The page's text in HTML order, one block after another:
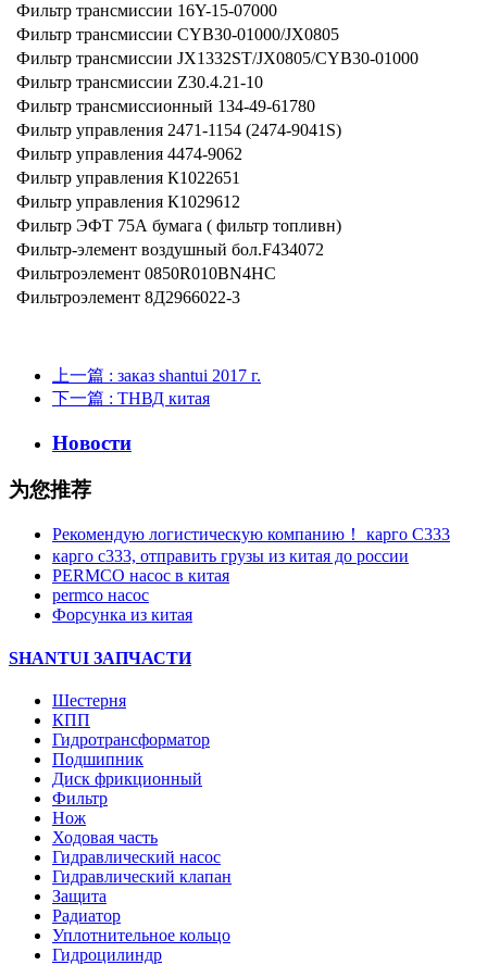
Фильтр трансмиссии 16Y-15-07000
Фильтр трансмиссии CYB30-01000/JX0805
Фильтр трансмиссии JX1332ST/JX0805/CYB30-01000
Фильтр трансмиссии Z30.4.21-10
Фильтр трансмиссионный 134-49-61780
Фильтр управления 2471-1154 (2474-9041S)
Фильтр управления 4474-9062
Фильтр управления К1022651
Фильтр управления К1029612
Фильтр ЭФТ 75А бумага ( фильтр топливн)
Фильтр-элемент воздушный бол.F434072
Фильтроэлемент 0850R010BN4HC
Фильтроэлемент 8Д2966022-3
上一篇 : заказ shantui 2017 г.
下一篇 : ТНВД китая
Новости
为您推荐
Рекомендую логистическую компанию！ карго C333
карго с333, отправить грузы из китая до россии
PERMCO насос в китая
permco насос
Форсунка из китая
SHANTUI ЗАПЧАСТИ
Шестерня
КПП
Гидротрансформатор
Подшипник
Диск фрикционный
Фильтр
Нож
Ходовая часть
Гидравлический насос
Гидравлический клапан
Защита
Радиатор
Уплотнительное кольцо
Гидроцилиндр